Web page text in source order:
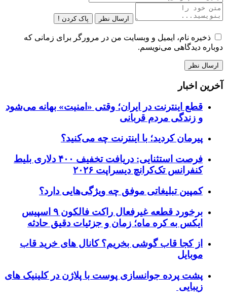
ارسال نظر پاک کردن !
ذخیره نام، ایمیل و وبسایت من در مرورگر برای زمانی که
دوباره دیدگاهی می‌نویسم.
آخرین اخبار
قطع اینترنت در ایران؛ وقتی «امنیت» بهانه می‌شود
و زندگی مردم قربانی
پیرمان کردید؛ با اینترنت چه می‌کنید؟
فرصت استثنایی: دریافت تخفیف ۴۰۰ دلاری بلیط
کنفرانس تک‌کرانچ دیسراپت ۲۰۲۶
کمپین تبلیغاتی موفق چه ویژگی‌هایی دارد؟
برخورد قطعه غیرفعال راکت فالکون ۹ اسپیس
ایکس به کره ماه؛ زمان و جزئیات دقیق حادثه
از کجا قاب گوشی بخریم؟ کانال های خرید قاب
موبایل
پشت پرده جوانسازی پوست با پلاژن در کلینیک های
زیبایی